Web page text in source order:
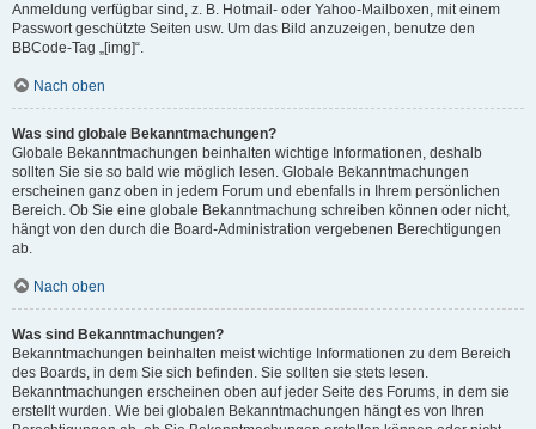
Anmeldung verfügbar sind, z. B. Hotmail- oder Yahoo-Mailboxen, mit einem
Passwort geschützte Seiten usw. Um das Bild anzuzeigen, benutze den
BBCode-Tag „[img]“.
Nach oben
Was sind globale Bekanntmachungen?
Globale Bekanntmachungen beinhalten wichtige Informationen, deshalb
sollten Sie sie so bald wie möglich lesen. Globale Bekanntmachungen
erscheinen ganz oben in jedem Forum und ebenfalls in Ihrem persönlichen
Bereich. Ob Sie eine globale Bekanntmachung schreiben können oder nicht,
hängt von den durch die Board-Administration vergebenen Berechtigungen
ab.
Nach oben
Was sind Bekanntmachungen?
Bekanntmachungen beinhalten meist wichtige Informationen zu dem Bereich
des Boards, in dem Sie sich befinden. Sie sollten sie stets lesen.
Bekanntmachungen erscheinen oben auf jeder Seite des Forums, in dem sie
erstellt wurden. Wie bei globalen Bekanntmachungen hängt es von Ihren